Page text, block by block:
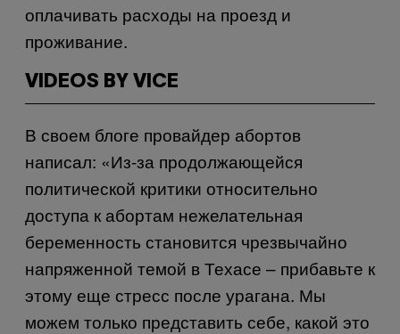
оплачивать расходы на проезд и
проживание.
VIDEOS BY VICE
В своем блоге провайдер абортов
написал: «Из-за продолжающейся
политической критики относительно
доступа к абортам нежелательная
беременность становится чрезвычайно
напряженной темой в Техасе – прибавьте к
этому еще стресс после урагана. Мы
можем только представить себе, какой это